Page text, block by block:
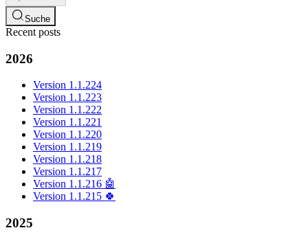
Suche
Recent posts
2026
Version 1.1.224
Version 1.1.223
Version 1.1.222
Version 1.1.221
Version 1.1.220
Version 1.1.219
Version 1.1.218
Version 1.1.217
Version 1.1.216 🤖
Version 1.1.215 🍀
2025